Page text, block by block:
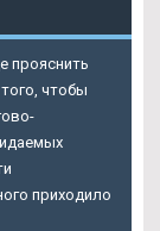
прояснить
чтобы
приходило